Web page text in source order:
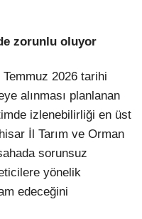
zorunlu oluyor
2026 tarihi
alınması planlanan
izlenebilirliği en üst
İl Tarım ve Orman
sorunsuz
yönelik
edeceğini